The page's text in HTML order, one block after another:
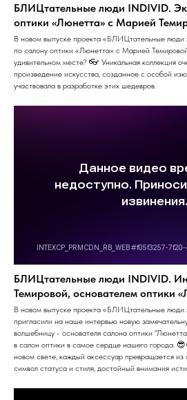
БЛИЦтательные люди INDIVID.
оптики «Люнетта» с Марией
В новом выпуске проекта «БЛИЦтательные люди
по салону оптики «Люнетта» с Марией
удивительном месте? 👓 Уникальная коллекция
произведение искусства, созданное с особой
участвовала в разработке этих шедевров.
БЛИЦтательные люди INDIVID.
Темировой, основателем оптики
В новом выпуске проекта «БЛИЦтательные
пригласили на наше интервью новую
волшебницу - основателя салона оптики
в салон оптики в самое сердце нашего города.
новом свете, каждый аксессуар превращается из
символ статуса и стиля, достойный внимания